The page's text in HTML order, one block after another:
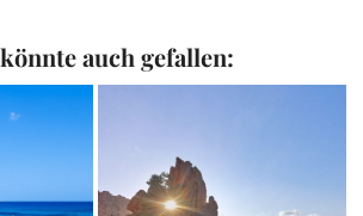
auch gefallen: